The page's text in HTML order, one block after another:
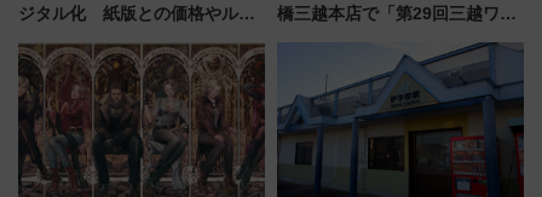
ジタル化 紙版との価格やルー
橋三越本店で「第29回三越ワー
【2026年8月5日～25日】